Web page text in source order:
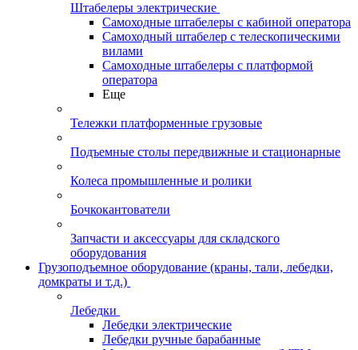
Штабелеры электрические
Самоходные штабелеры с кабиной оператора
Самоходный штабелер с телескопическими
вилами
Самоходные штабелеры с платформой
оператора
Еще
Тележки платформенные грузовые
Подъемные столы передвижные и стационарные
Колеса промышленные и ролики
Бочкокантователи
Запчасти и аксессуары для складского
оборудования
Грузоподъемное оборудование (краны, тали, лебедки,
домкраты и т.д.)
Лебедки
Лебедки электрические
Лебедки ручные барабанные